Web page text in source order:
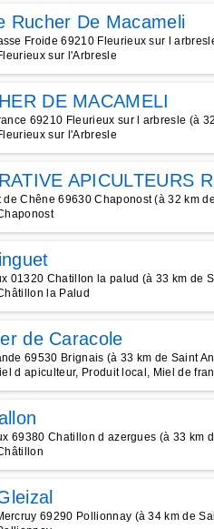
Rucher De Macameli
Froide 69210 Fleurieux sur l
sur l'Arbresle
DE MACAMELI
69210 Fleurieux sur l arbresle (à
sur l'Arbresle
APICULTEURS
de Chêne 69630 Chaponost (à 32 km
01320 Chatillon la palud (à 33 km de
la Palud
de Caracole
69530 Brignais (à 33 km de Saint
d apiculteur, Produit local, Miel de
69380 Chatillon d azergues (à 33 km
69290 Pollionnay (à 34 km de